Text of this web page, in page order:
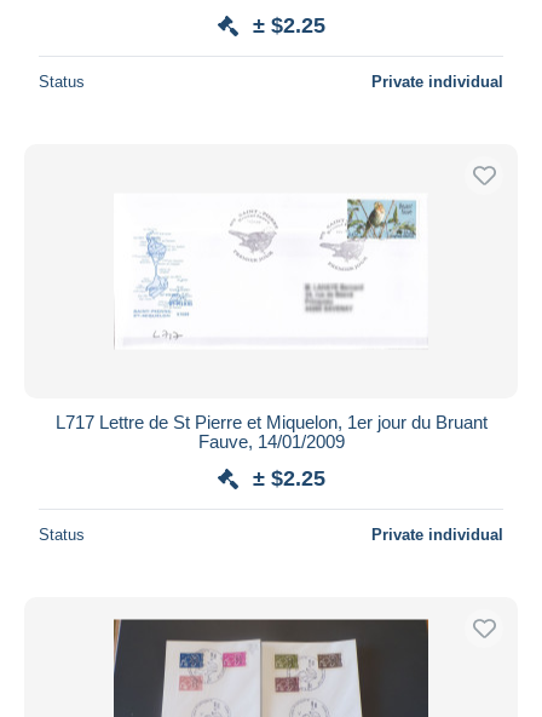
± $2.25
Status Private individual
L717 Lettre de St Pierre et Miquelon, 1er jour du Bruant
Fauve, 14/01/2009
± $2.25
Status Private individual